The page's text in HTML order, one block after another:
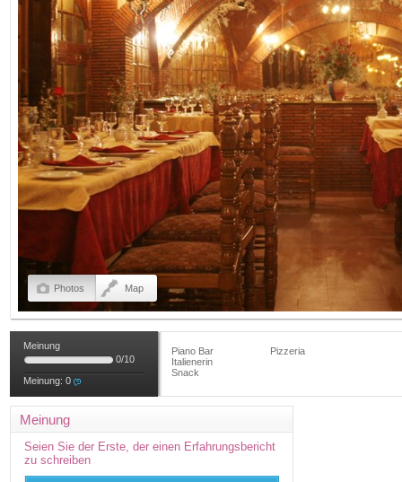
Photos Map
Meinung
0/10
Meinung: 0
Piano Bar
Italienerin
Snack
Pizzeria
Meinung
Seien Sie der Erste, der einen Erfahrungsbericht
zu schreiben